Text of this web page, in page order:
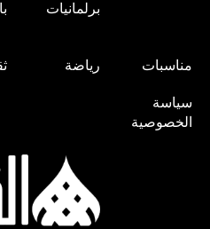
برلمانيات
مناسبات رياضة
سياسة
الخصوصية